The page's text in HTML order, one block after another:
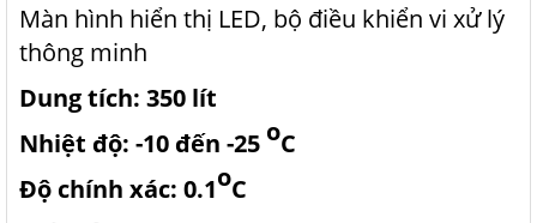
Màn hình hiển thị LED, bộ điều khiển vi xử lý
thông minh
Dung tích: 350 lít
Nhiệt độ: -10 đến -25 oC
Độ chính xác: 0.1oC